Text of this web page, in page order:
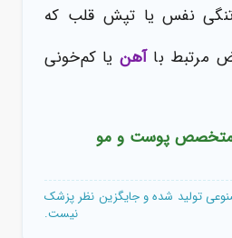
نفس یا تپش قلب که
مرتبط باآهن یا کم‌خونی
پوست و مو
تولید شده و جایگزین نظر پزشک
نیست.